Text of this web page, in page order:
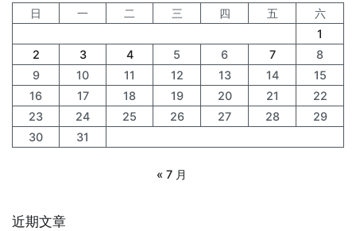
日
一 二 三 四 五
六
1
2
3 4 5 6 7
8
9
10 11 12 13 14
15
16
17 18 19 20 21
22
23
24 25 26 27 28
29
30
31
« 7 月
近期文章